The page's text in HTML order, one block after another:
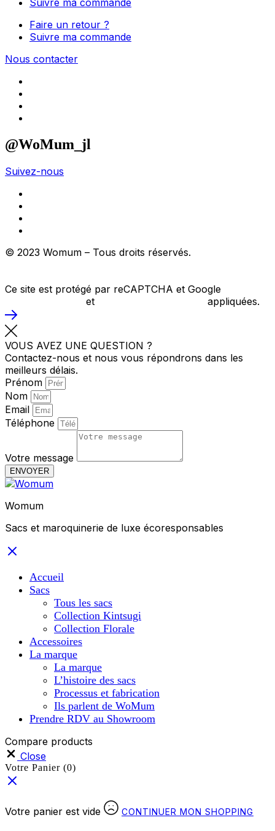
Suivre ma commande
Faire un retour ?
Suivre ma commande
Nous contacter
@WoMum_jl
Suivez-nous
© 2023 Womum – Tous droits réservés.
Ce site est protégé par reCAPTCHA et Google
et appliquées.
VOUS AVEZ UNE QUESTION ?
Contactez-nous et nous vous répondrons dans les
meilleurs délais.
Prénom
Nom
Email
Téléphone
Votre message
ENVOYER
Womum
Sacs et maroquinerie de luxe écoresponsables
Accueil
Sacs
Tous les sacs
Collection Kintsugi
Collection Florale
Accessoires
La marque
La marque
L’histoire des sacs
Processus et fabrication
Ils parlent de WoMum
Prendre RDV au Showroom
Compare products
Close
Votre Panier (0)
Votre panier est vide CONTINUER MON SHOPPING